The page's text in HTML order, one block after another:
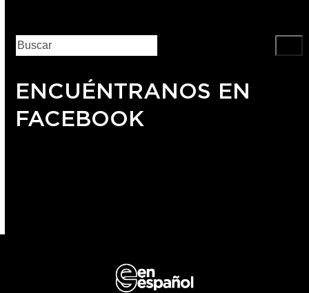
ENCUÉNTRANOS EN
FACEBOOK